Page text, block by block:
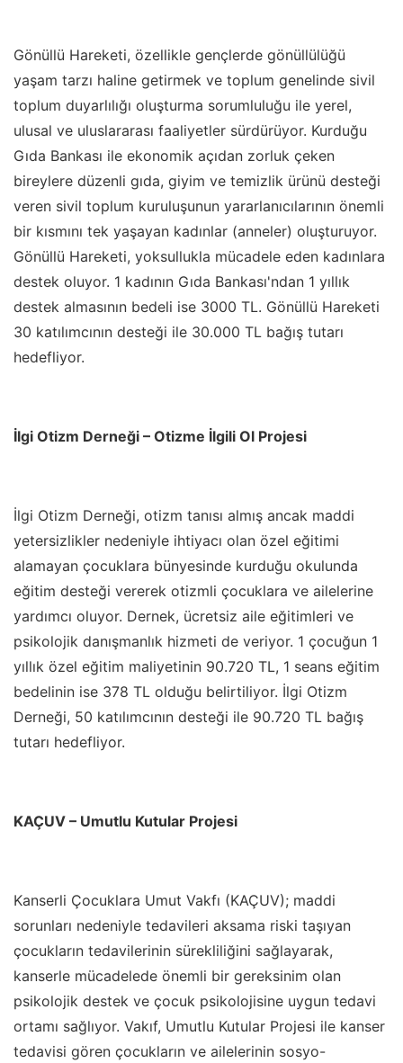
Gönüllü Hareketi, özellikle gençlerde gönüllülüğü
yaşam tarzı haline getirmek ve toplum genelinde sivil
toplum duyarlılığı oluşturma sorumluluğu ile yerel,
ulusal ve uluslararası faaliyetler sürdürüyor. Kurduğu
Gıda Bankası ile ekonomik açıdan zorluk çeken
bireylere düzenli gıda, giyim ve temizlik ürünü desteği
veren sivil toplum kuruluşunun yararlanıcılarının önemli
bir kısmını tek yaşayan kadınlar (anneler) oluşturuyor.
Gönüllü Hareketi, yoksullukla mücadele eden kadınlara
destek oluyor. 1 kadının Gıda Bankası'ndan 1 yıllık
destek almasının bedeli ise 3000 TL. Gönüllü Hareketi
30 katılımcının desteği ile 30.000 TL bağış tutarı
hedefliyor.
İlgi Otizm Derneği – Otizme İlgili Ol Projesi
İlgi Otizm Derneği, otizm tanısı almış ancak maddi
yetersizlikler nedeniyle ihtiyacı olan özel eğitimi
alamayan çocuklara bünyesinde kurduğu okulunda
eğitim desteği vererek otizmli çocuklara ve ailelerine
yardımcı oluyor. Dernek, ücretsiz aile eğitimleri ve
psikolojik danışmanlık hizmeti de veriyor. 1 çocuğun 1
yıllık özel eğitim maliyetinin 90.720 TL, 1 seans eğitim
bedelinin ise 378 TL olduğu belirtiliyor. İlgi Otizm
Derneği, 50 katılımcının desteği ile 90.720 TL bağış
tutarı hedefliyor.
KAÇUV – Umutlu Kutular Projesi
Kanserli Çocuklara Umut Vakfı (KAÇUV); maddi
sorunları nedeniyle tedavileri aksama riski taşıyan
çocukların tedavilerinin sürekliliğini sağlayarak,
kanserle mücadelede önemli bir gereksinim olan
psikolojik destek ve çocuk psikolojisine uygun tedavi
ortamı sağlıyor. Vakıf, Umutlu Kutular Projesi ile kanser
tedavisi gören çocukların ve ailelerinin sosyo-